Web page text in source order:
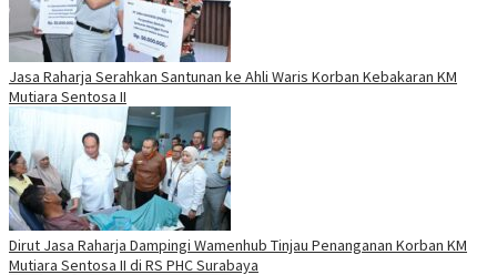
Jasa Raharja Serahkan Santunan ke Ahli Waris Korban Kebakaran KM
Mutiara Sentosa II
Dirut Jasa Raharja Dampingi Wamenhub Tinjau Penanganan Korban KM
Mutiara Sentosa II di RS PHC Surabaya